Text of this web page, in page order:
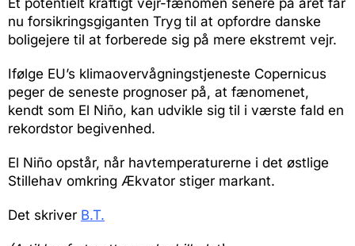
Et potentielt kraftigt vejr-fænomen senere på året får
nu forsikringsgiganten Tryg til at opfordre danske
boligejere til at forberede sig på mere ekstremt vejr.
Ifølge EU’s klimaovervågningstjeneste Copernicus
peger de seneste prognoser på, at fænomenet,
kendt som El Niño, kan udvikle sig til i værste fald en
rekordstor begivenhed.
El Niño opstår, når havtemperaturerne i det østlige
Stillehav omkring Ækvator stiger markant.
Det skriver B.T.